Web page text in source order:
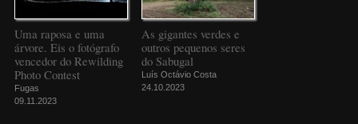
Uma raposa e uma
árvore. Eis o fotógrafo
vencedor do Rewilding
Photo Contest
Fugas
09.11.2023
As gigantes verdes e
outros pequenos seres
do Sabugal
Luís Octávio Costa
24.10.2023